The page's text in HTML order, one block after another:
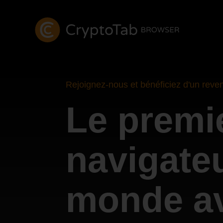
Rejoignez-nous et bénéficiez d'un
Le
monde